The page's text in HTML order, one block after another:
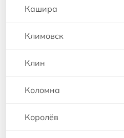
Кашира
Климовск
Клин
Коломна
Королёв